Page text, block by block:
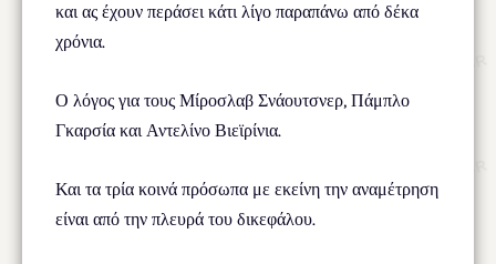
και ας έχουν περάσει κάτι λίγο παραπάνω από δέκα
χρόνια.
Ο λόγος για τους Μίροσλαβ Σνάουτσνερ, Πάμπλο
Γκαρσία και Αντελίνο Βιεϊρίνια.
Και τα τρία κοινά πρόσωπα με εκείνη την αναμέτρηση
είναι από την πλευρά του δικεφάλου.